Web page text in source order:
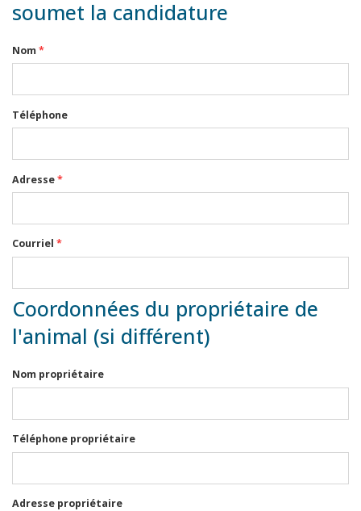
soumet la candidature
Nom *
Téléphone
Adresse*
Courriel *
Coordonnées du propriétaire de
l'animal (si différent)
Nom propriétaire
Téléphone propriétaire
Adresse propriétaire